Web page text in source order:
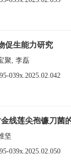
促生能力研究
聚, 李磊
039x.2025.02.042
线莲尖孢镰刀菌
坚
039x.2025.02.050